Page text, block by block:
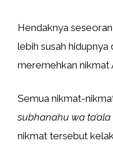
Hendaknya
lebih susah hidupnya
meremehkan nikmat
Semua nikmat-
subhanahu wa ta’ala
nikmat tersebut